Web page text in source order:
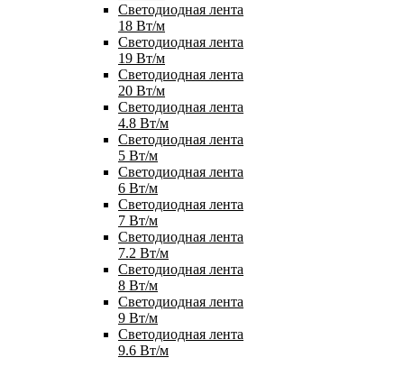
Светодиодная лента
18 Вт/м
Светодиодная лента
19 Вт/м
Светодиодная лента
20 Вт/м
Светодиодная лента
4.8 Вт/м
Светодиодная лента
5 Вт/м
Светодиодная лента
6 Вт/м
Светодиодная лента
7 Вт/м
Светодиодная лента
7.2 Вт/м
Светодиодная лента
8 Вт/м
Светодиодная лента
9 Вт/м
Светодиодная лента
9.6 Вт/м